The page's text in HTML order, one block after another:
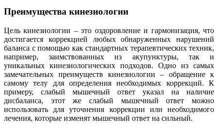
Преимущества кинезиологии
Цель кинезиологии – это оздоровление и гармонизация, что
достигается коррекцией любых обнаруженных нарушений
баланса с помощью как стандартных терапевтических техник,
например, заимствованных из акупунктуры, так и
уникальных кинезиологических подходов. Одно из самых
замечательных преимуществ кинезиологии – обращение к
самому телу для определения необходимых коррекций. К
примеру, слабый мышечный ответ указал на наличие
дисбаланса, этот же слабый мышечный ответ можно
использовать для уточнения коррекции или необходимого
лечения, которые изменят мышечный ответ на сильный.